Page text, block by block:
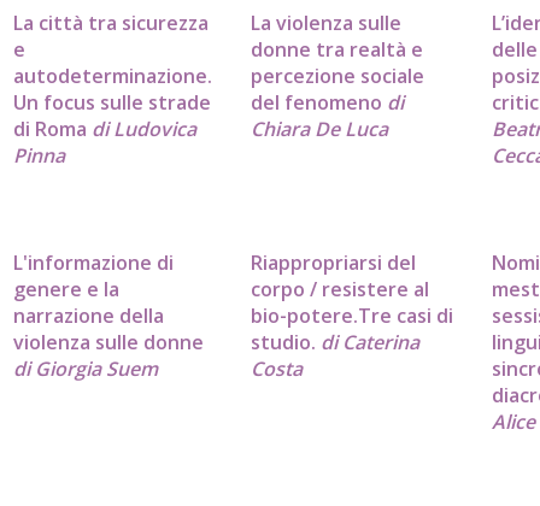
La città tra sicurezza
e
autodeterminazione.
Un focus sulle strade
di Roma di Ludovica
Pinna
La violenza sulle
donne tra realtà e
percezione sociale
del fenomeno di
Chiara De Luca
L'informazione di
genere e la
narrazione della
violenza sulle donne
di Giorgia Suem
Riappropriarsi del
corpo / resistere al
bio-potere.Tre casi di
studio. di Caterina
Costa